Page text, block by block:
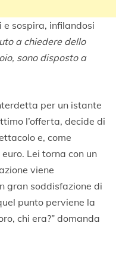
sospira, infilandosi
a chiedere dello
sono disposto a
per un istante
l’offerta, decide di
e, come
Lei torna con un
viene
gran soddisfazione di
punto perviene la
chi era?” domanda